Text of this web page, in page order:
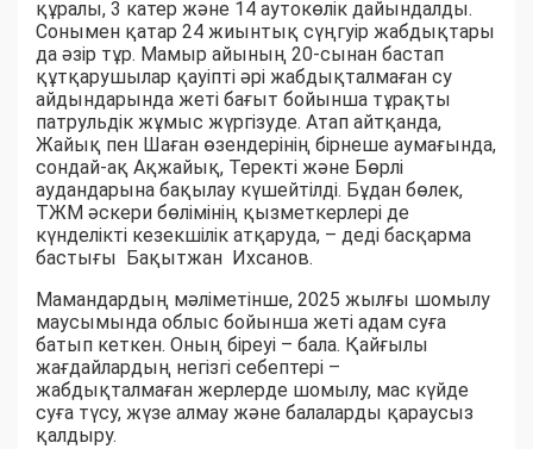
құралы, 3 катер және 14 аутокөлік дайындалды.
Сонымен қатар 24 жиынтық сүңгуір жабдықтары
да әзір тұр. Мамыр айының 20-сынан бастап
құтқарушылар қауіпті әрі жабдықталмаған су
айдындарында жеті бағыт бойынша тұрақты
патрульдік жұмыс жүргізуде. Атап айтқанда,
Жайық пен Шаған өзендерінің бірнеше аумағында,
сондай-ақ Ақжайық, Теректі және Бөрлі
аудандарына бақылау күшейтілді. Бұдан бөлек,
ТЖМ әскери бөлімінің қызметкерлері де
күнделікті кезекшілік атқаруда, – деді басқарма
бастығы Бақытжан Ихсанов.
Мамандардың мәліметінше, 2025 жылғы шомылу
маусымында облыс бойынша жеті адам суға
батып кеткен. Оның біреуі – бала. Қайғылы
жағдайлардың негізгі себептері –
жабдықталмаған жерлерде шомылу, мас күйде
суға түсу, жүзе алмау және балаларды қараусыз
қалдыру.